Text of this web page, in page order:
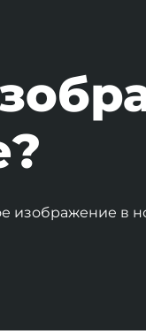
изображение в